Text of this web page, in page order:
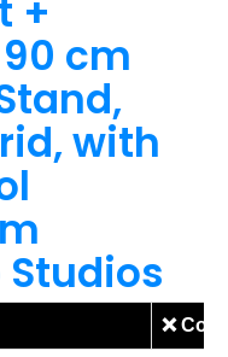
+
90 cm
with
Studios
❌